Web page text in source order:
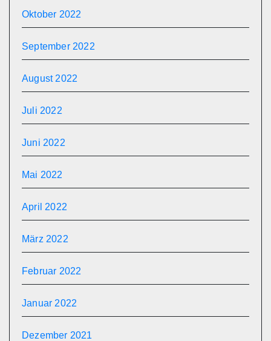
Oktober 2022
September 2022
August 2022
Juli 2022
Juni 2022
Mai 2022
April 2022
März 2022
Februar 2022
Januar 2022
Dezember 2021